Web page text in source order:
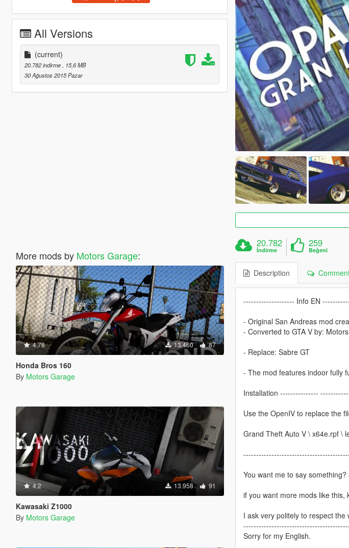
All Versions
(current)
20.782 indirme
, 15,6 MB
30 Ağustos 2015 Pazar
More mods by Motors Garage:
4.78 13.460 87
Honda Bros 160
By Motors Garage
4.2 13.958 91
Kawasaki Z1000
By Motors Garage
20.782
İndirme
259
Beğeni
Description
-------------------- Info EN
- Original San Andreas mod
- Converted to GTA V by:
- Replace: Sabre GT
- The mod features indoor fully
Installation ---------------
Use the OpenIV to replace the
Grand Theft Auto V \ x64e.rpf \
You want me to say
if you want more mods like this,
I ask very politely to respect the
Sorry for my English.